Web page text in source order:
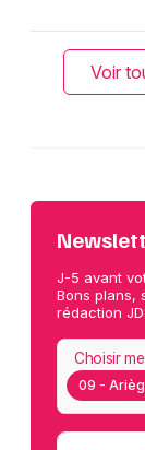
Voir
J-5 avant
Bons plans,
rédaction
09 -
Choisir